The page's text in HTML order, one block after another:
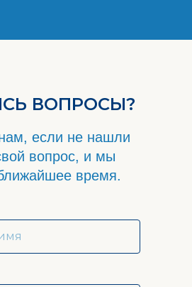
ВОПРОСЫ?
если не нашли
вопрос, и мы
время.